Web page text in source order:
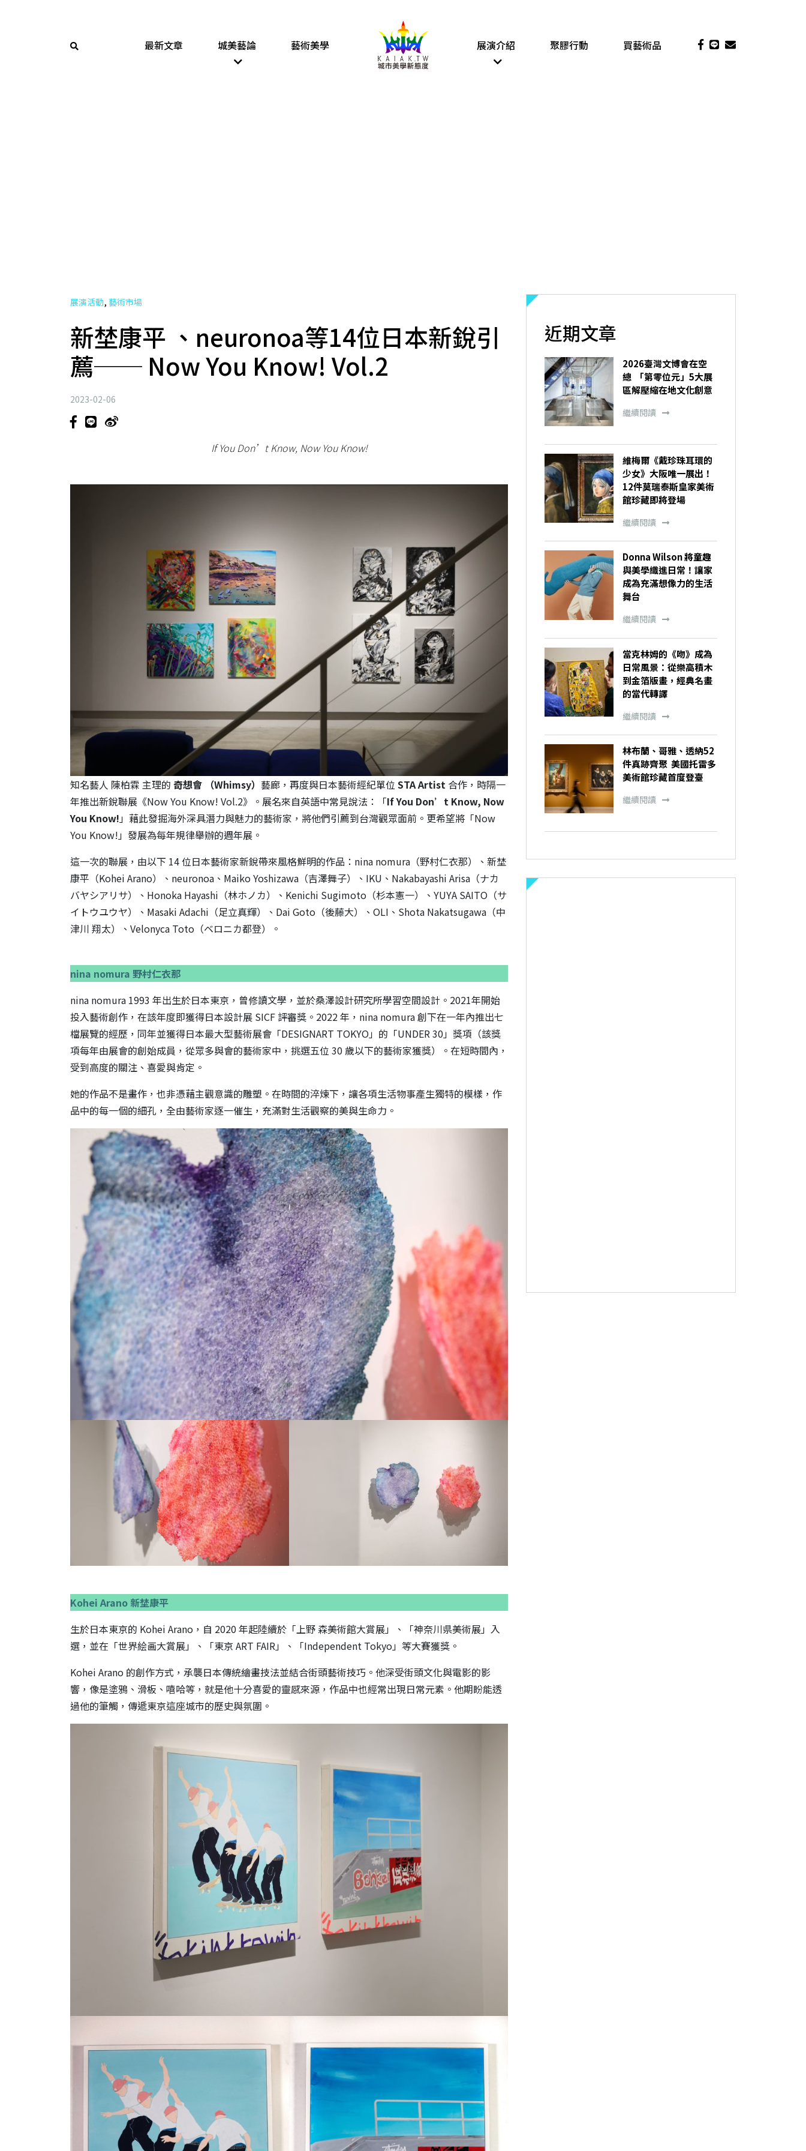
最新文章 城美藝論 藝術美學 展演介紹 聚膠行動 買藝術品
展演活動, 藝術市場
新埜康平 、neuronoa等14位日本新銳引
薦── Now You Know! Vol.2
2023-02-06
If You Don’t Know, Now You Know!
知名藝人 陳柏霖 主理的 奇想會 （Whimsy） 藝廊，再度與日本藝術經紀單位 STA Artist 合作，時隔一
年推出新銳聯展《Now You Know! Vol.2》。展名來自英語中常見說法：「If You Don’t Know, Now
You Know!」藉此發掘海外深具潛力與魅力的藝術家，將他們引薦到台灣觀眾面前。更希望將「Now
You Know!」發展為每年規律舉辦的週年展。
這一次的聯展，由以下 14 位日本藝術家新銳帶來風格鮮明的作品：nina nomura（野村仁衣那）、新埜
康平（Kohei Arano）、neuronoa、Maiko Yoshizawa（吉澤舞子）、IKU、Nakabayashi Arisa（ナカ
バヤシアリサ）、Honoka Hayashi（林ホノカ）、Kenichi Sugimoto（杉本憲一）、YUYA SAITO（サ
イトウユウヤ）、Masaki Adachi（足立真輝）、Dai Goto（後藤大）、OLI、Shota Nakatsugawa（中
津川 翔太）、Velonyca Toto（ベロニカ都登）。
nina nomura 野村仁衣那
nina nomura 1993 年出生於日本東京，曾修讀文學，並於桑澤設計研究所學習空間設計。2021年開始
投入藝術創作，在該年度即獲得日本設計展 SICF 評審獎。2022 年，nina nomura 創下在一年內推出七
檔展覽的經歷，同年並獲得日本最大型藝術展會「DESIGNART TOKYO」的「UNDER 30」獎項（該獎
項每年由展會的創始成員，從眾多與會的藝術家中，挑選五位 30 歲以下的藝術家獲獎）。在短時間內，
受到高度的關注、喜愛與肯定。
她的作品不是畫作，也非憑藉主觀意識的雕塑。在時間的淬煉下，讓各項生活物事產生獨特的模樣，作
品中的每一個的細孔，全由藝術家逐一催生，充滿對生活觀察的美與生命力。
Kohei Arano 新埜康平
生於日本東京的 Kohei Arano，自 2020 年起陸續於「上野 森美術館大賞展」、「神奈川県美術展」入
選，並在「世界絵画大賞展」、「東京 ART FAIR」、「Independent Tokyo」等大賽獲獎。
Kohei Arano 的創作方式，承襲日本傳統繪畫技法並結合街頭藝術技巧。他深受街頭文化與電影的影
響，像是塗鴉、滑板、嘻哈等，就是他十分喜愛的靈感來源，作品中也經常出現日常元素。他期盼能透
過他的筆觸，傳遞東京這座城市的歷史與氛圍。
近期文章
2026臺灣文博會在空
總 「第零位元」5大展
區解壓縮在地文化創意
繼續閱讀
維梅爾《戴珍珠耳環的
少女》大阪唯一展出！
12件莫瑞泰斯皇家美術
館珍藏即將登場
繼續閱讀
Donna Wilson 將童趣
與美學織進日常！讓家
成為充滿想像力的生活
舞台
繼續閱讀
當克林姆的《吻》成為
日常風景：從樂高積木
到金箔版畫，經典名畫
的當代轉譯
繼續閱讀
林布蘭、哥雅、透納52
件真跡齊聚 美國托雷多
美術館珍藏首度登臺
繼續閱讀